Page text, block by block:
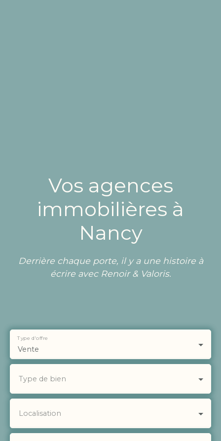
Vos agences
immobilières à
Nancy
Derrière chaque porte, il y a une histoire à
écrire avec Renoir & Valoris.
Vente
Type d'offre
Type de bien
Localisation